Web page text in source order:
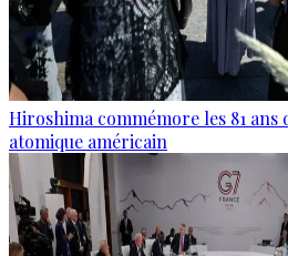
Hiroshima commémore les 81
atomique américain